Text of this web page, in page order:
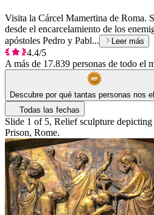
Visita la Cárcel Mamertina de Roma.
desde el encarcelamiento de los
apóstoles Pedro y Pabl...
Leer más
4.4/5
A más de 17.839 personas de todo el
Descubre por qué tantas personas nos
Todas las fechas
Slide 1 of 5, Relief sculpture
Prison, Rome.